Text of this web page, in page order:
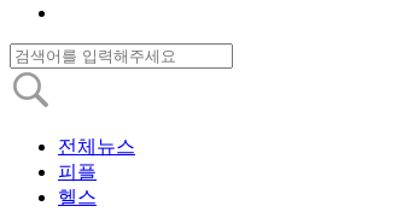
전체뉴스
피플
헬스